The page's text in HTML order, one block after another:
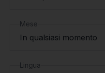
Mese
In qualsiasi momento
Lingua